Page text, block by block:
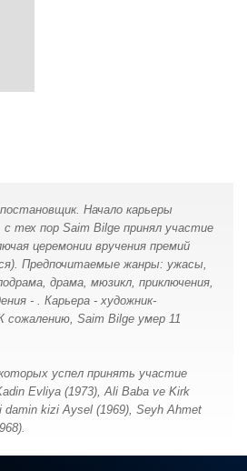
Начало карьеры
с тех пор Saim Bilge принял участие
церемонии вручения премий
Предпочитаемые жанры: ужасы,
драма, мюзикл, приключения,
- . Карьера - художник-
Saim Bilge умер 11
успел принять участие
Evliya (1973), Ali Baba ve Kirk
damin kizi Aysel (1969), Seyh Ahmet